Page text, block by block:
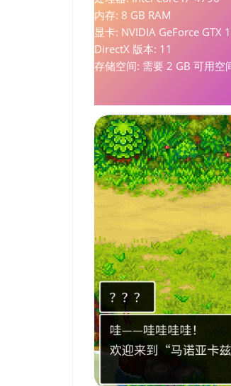
内存: 8 GB RAM
显卡: NVIDIA GeForce GTX
DirectX 版本: 11
存储空间: 需要 2 GB 可用空